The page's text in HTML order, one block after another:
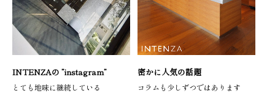
INTENZAの ”instagram”
とても地味に継続している
密かに人気の話題
コラムも少しずつではあります